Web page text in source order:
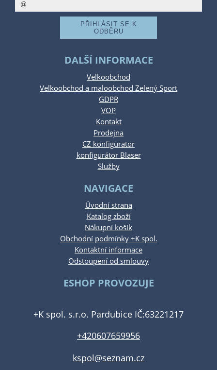
DALŠÍ INFORMACE
Velkoobchod
Velkoobchod a maloobchod Zelený Sport
GDPR
VOP
Kontakt
Prodejna
CZ konfigurator
konfigurátor Blaser
Služby
NAVIGACE
Úvodní strana
Katalog zboží
Nákupní košík
Obchodní podmínky +K spol.
Kontaktní informace
Odstoupení od smlouvy
ESHOP PROVOZUJE
+K spol. s.r.o. Pardubice IČ:63221217
+420607659956
kspol@seznam.cz